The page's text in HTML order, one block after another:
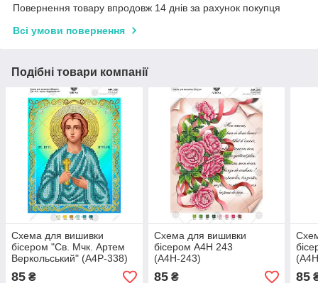
Повернення товару впродовж 14 днів за рахунок покупця
Всі умови повернення
Подібні товари компанії
Схема для вишивки
бісером "Св. Мчк. Артем
Веркольський" (А4Р-338)
85 ₴
Схема для вишивки
бісером А4Н 243
(А4Н-243)
85₴ 85